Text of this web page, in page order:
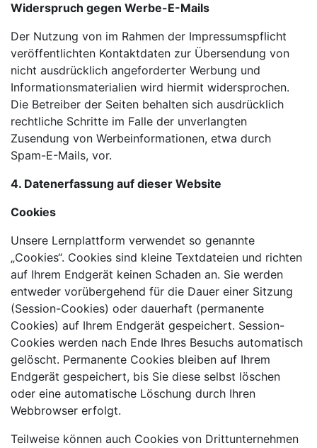
Widerspruch gegen Werbe-E-Mails
Der Nutzung von im Rahmen der Impressumspflicht
veröffentlichten Kontaktdaten zur Übersendung von
nicht ausdrücklich angeforderter Werbung und
Informationsmaterialien wird hiermit widersprochen.
Die Betreiber der Seiten behalten sich ausdrücklich
rechtliche Schritte im Falle der unverlangten
Zusendung von Werbeinformationen, etwa durch
Spam-E-Mails, vor.
4. Datenerfassung auf dieser Website
Cookies
Unsere Lernplattform verwendet so genannte
„Cookies“. Cookies sind kleine Textdateien und richten
auf Ihrem Endgerät keinen Schaden an. Sie werden
entweder vorübergehend für die Dauer einer Sitzung
(Session-Cookies) oder dauerhaft (permanente
Cookies) auf Ihrem Endgerät gespeichert. Session-
Cookies werden nach Ende Ihres Besuchs automatisch
gelöscht. Permanente Cookies bleiben auf Ihrem
Endgerät gespeichert, bis Sie diese selbst löschen
oder eine automatische Löschung durch Ihren
Webbrowser erfolgt.
Teilweise können auch Cookies von Drittunternehmen